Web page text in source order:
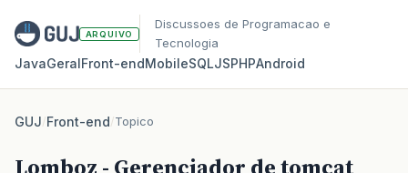
ARQUIVO
Discussoes de Programacao e
Tecnologia
JavaGeralFront‑endMobileSQLJSPHPAndroid
GUJ/Front-end/Topico